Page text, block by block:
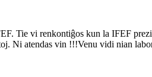
Tie vi renkontiĝos kun la IFEF
Ni atendas vin !!!Venu vidi nian